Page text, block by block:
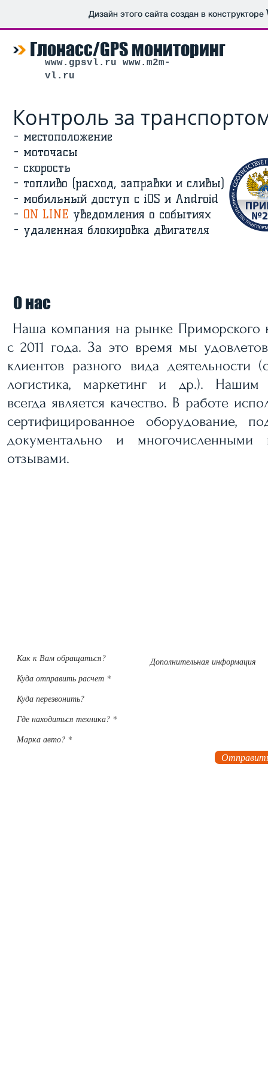
Дизайн этого сайта создан в конструкторе
Глонасс/GPS мониторинг
www.gpsvl.ru
www.m2m-
vl.ru
- местоположение
- моточасы
- скорость
- топливо (расход, заправки и сливы)
- мобильный доступ с iOS и Android
- ON LINE уведомления о событиях
- удаленная блокировка двигателя
Контроль за
О нас
Наша компания на рынке Приморского
с 2011 года. За это время мы
клиентов разного вида деятельности
логистика, маркетинг и др.). Нашим
всегда является качество. В работе
сертифицированное оборудование,
документально и многочисленными
отзывами.